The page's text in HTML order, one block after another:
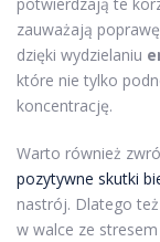
zauważają
dzięki wydzielaniu
które nie tylko
koncentrację.
Warto również
pozytywne skutki
nastrój. Dlatego
w walce ze